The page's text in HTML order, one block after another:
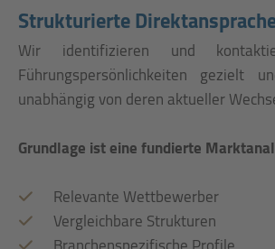
Strukturierte
Wir identifizieren und
Führungspersönlichkeiten gezielt
unabhängig von deren aktueller
Grundlage ist eine fundierte
Relevante Wettbewerber
Vergleichbare Strukturen